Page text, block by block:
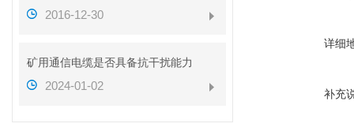
2016-12-30
矿用通信电缆是否具备抗干扰能力
2024-01-02
详细
补充